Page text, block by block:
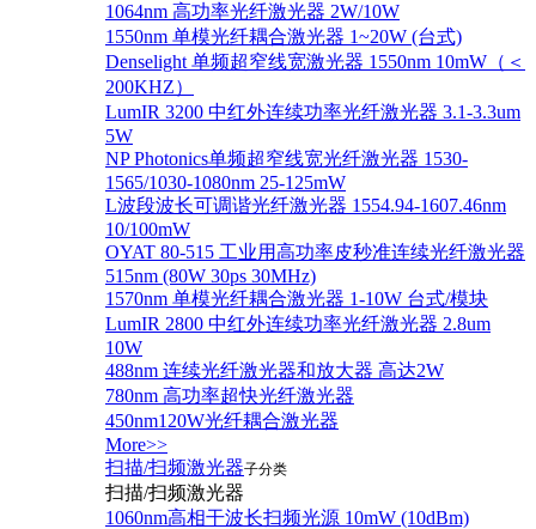
1064nm 高功率光纤激光器 2W/10W
1550nm 单模光纤耦合激光器 1~20W (台式)
Denselight 单频超窄线宽激光器 1550nm 10mW（＜
200KHZ）
LumIR 3200 中红外连续功率光纤激光器 3.1-3.3um
5W
NP Photonics单频超窄线宽光纤激光器 1530-
1565/1030-1080nm 25-125mW
L波段波长可调谐光纤激光器 1554.94-1607.46nm
10/100mW
OYAT 80-515 工业用高功率皮秒准连续光纤激光器
515nm (80W 30ps 30MHz)
1570nm 单模光纤耦合激光器 1-10W 台式/模块
LumIR 2800 中红外连续功率光纤激光器 2.8um
10W
488nm 连续光纤激光器和放大器 高达2W
780nm 高功率超快光纤激光器
450nm120W光纤耦合激光器
More>>
扫描/扫频激光器子分类
扫描/扫频激光器
1060nm高相干波长扫频光源 10mW (10dBm)